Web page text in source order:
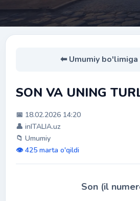
⬅ Umumiy bo'limiga
SON VA UNING
📅 18.02.2026 14:20
👤 inITALIA.uz
📁 Umumiy
👁️ 425 marta o'qildi
Son (il